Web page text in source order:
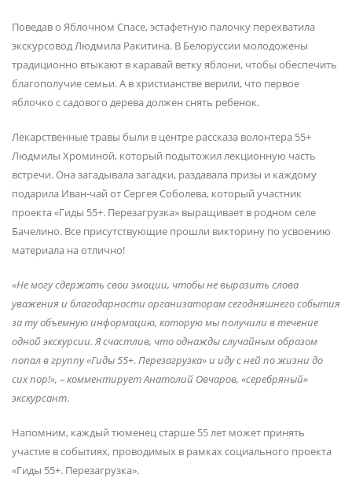
Поведав о Яблочном Спасе, эстафетную палочку перехватила
экскурсовод Людмила Ракитина. В Белоруссии молодожены
традиционно втыкают в каравай ветку яблони, чтобы обеспечить
благополучие семьи. А в христианстве верили, что первое
яблочко с садового дерева должен снять ребенок.
Лекарственные травы были в центре рассказа волонтера 55+
Людмилы Хроминой, который подытожил лекционную часть
встречи. Она загадывала загадки, раздавала призы и каждому
подарила Иван-чай от Сергея Соболева, который участник
проекта «Гиды 55+. Перезагрузка» выращивает в родном селе
Бачелино. Все присутствующие прошли викторину по усвоению
материала на отлично!
«Не могу сдержать свои эмоции, чтобы не выразить слова
уважения и благодарности организаторам сегодняшнего события
за ту объемную информацию, которую мы получили в течение
одной экскурсии. Я счастлив, что однажды случайным образом
попал в группу «Гиды 55+. Перезагрузка» и иду с ней по жизни до
сих пор!», – комментирует Анатолий Овчаров, «серебряный»
экскурсант.
Напомним, каждый тюменец старше 55 лет может принять
участие в событиях, проводимых в рамках социального проекта
«Гиды 55+. Перезагрузка».